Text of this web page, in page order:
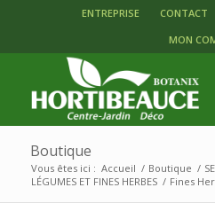
ENTREPRISE CONTACT
MON
Boutique
Vous êtes ici : Accueil / Boutique /
LÉGUMES ET FINES HERBES / Fines